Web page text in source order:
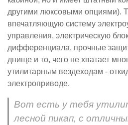
другими люксовыми опциями).
впечатляющую систему
управления, электрическую
дифференциала, прочные
днище и то, чего не хватает
утилитарным вездеходам -
электроприводе.
Вот есть у тебя
лесной пикап, с